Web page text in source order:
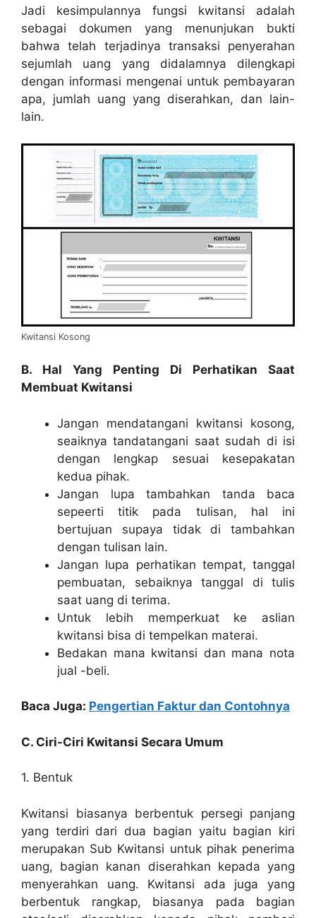
Jadi kesimpulannya fungsi kwitansi adalah
sebagai dokumen yang menunjukan bukti
bahwa telah terjadinya transaksi penyerahan
sejumlah uang yang didalamnya dilengkapi
dengan informasi mengenai untuk pembayaran
apa, jumlah uang yang diserahkan, dan lain-
lain.
Kwitansi Kosong
B. Hal Yang Penting Di Perhatikan Saat
Membuat Kwitansi
Jangan mendatangani kwitansi kosong,
seaiknya tandatangani saat sudah di isi
dengan lengkap sesuai kesepakatan
kedua pihak.
Jangan lupa tambahkan tanda baca
sepeerti titik pada tulisan, hal ini
bertujuan supaya tidak di tambahkan
dengan tulisan lain.
Jangan lupa perhatikan tempat, tanggal
pembuatan, sebaiknya tanggal di tulis
saat uang di terima.
Untuk lebih memperkuat ke aslian
kwitansi bisa di tempelkan materai.
Bedakan mana kwitansi dan mana nota
jual -beli.
Baca Juga: Pengertian Faktur dan Contohnya
C. Ciri-Ciri Kwitansi Secara Umum
1. Bentuk
Kwitansi biasanya berbentuk persegi panjang
yang terdiri dari dua bagian yaitu bagian kiri
merupakan Sub Kwitansi untuk pihak penerima
uang, bagian kanan diserahkan kepada yang
menyerahkan uang. Kwitansi ada juga yang
berbentuk rangkap, biasanya pada bagian